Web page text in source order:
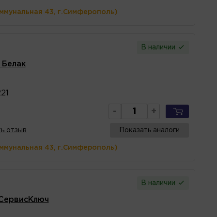
43, г.Симферополь)
В наличии
- +
отзыв Показать аналоги
43, г.Симферополь)
В наличии